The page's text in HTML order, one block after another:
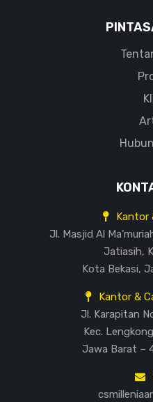
Kantor
Jl. Masjid Al
Jatiasih,
Kota Bekasi,
Kantor &
Jl. Karapitan
Kec.
Jawa Barat –